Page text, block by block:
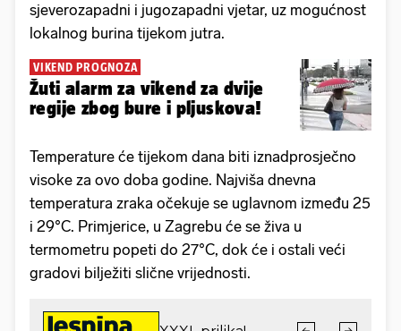
sjeverozapadni i jugozapadni vjetar, uz mogućnost
lokalnog burina tijekom jutra.
VIKEND PROGNOZA
Žuti alarm za vikend za dvije
regije zbog bure i pljuskova!
Temperature će tijekom dana biti iznadprosječno
visoke za ovo doba godine. Najviša dnevna
temperatura zraka očekuje se uglavnom između 25
i 29°C. Primjerice, u Zagrebu će se živa u
termometru popeti do 27°C, dok će i ostali veći
gradovi bilježiti slične vrijednosti.